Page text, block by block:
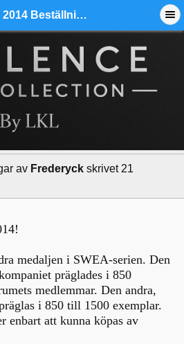
SWEA 2014 Beställningar - Ädelmetallforum
av Frederyck skrivet 21
medaljen i SWEA-serien. Den
präglades i 850
medlemmar. Den andra,
i 850 till 1500 exemplar.
enbart att kunna köpas av